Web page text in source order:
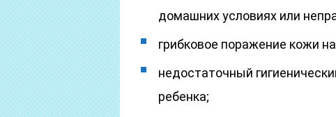
домашних условиях или
грибковое поражение кожи
недостаточный
ребенка;